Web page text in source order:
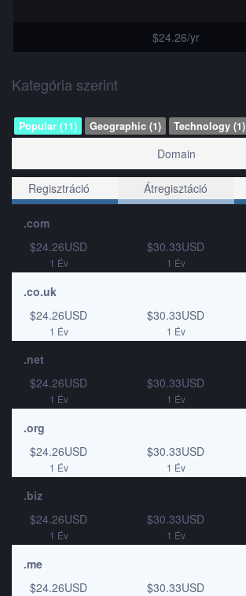
$24.26/yr
Kategória szerint
Popular (11) Geographic (1) Technology (1)
Domain
Regisztráció Átregisztáció
.com
$24.26USD
1 Év
$30.33USD
1 Év
.co.uk
$24.26USD
1 Év
$30.33USD
1 Év
.net
$24.26USD
1 Év
$30.33USD
1 Év
.org
$24.26USD
1 Év
$30.33USD
1 Év
.biz
$24.26USD
1 Év
$30.33USD
1 Év
.me
$24.26USD
$30.33USD